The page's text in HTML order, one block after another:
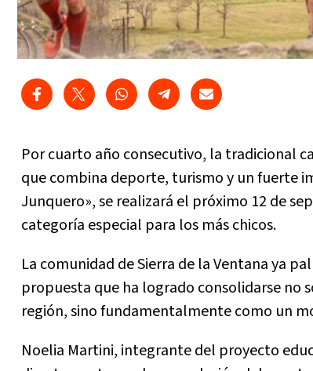
Por cuarto año consecutivo, la tradicional
que combina deporte, turismo y un fuerte
Junquero», se realizará el próximo 12 de
categoría especial para los más chicos.
La comunidad de Sierra de la Ventana ya
propuesta que ha logrado consolidarse
región, sino fundamentalmente como un
Noelia Martini, integrante del proyecto